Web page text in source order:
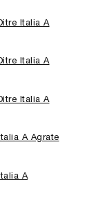
Italia A
Italia A
Italia A
A Agrate
A